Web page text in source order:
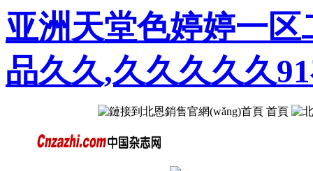
亚洲天堂色婷婷一
品久久,久久久久久
首頁